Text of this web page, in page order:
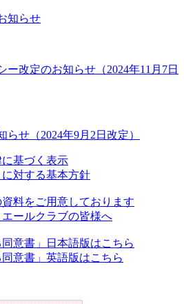
知らせ
ー改定のお知らせ（2024年11月7日
せ（2024年9月2日改定）
基づく表示
対する基本方針
料をご用意しております
ールクラブの皆様へ
意書」日本語版はこちら
意書」英語版はこちら